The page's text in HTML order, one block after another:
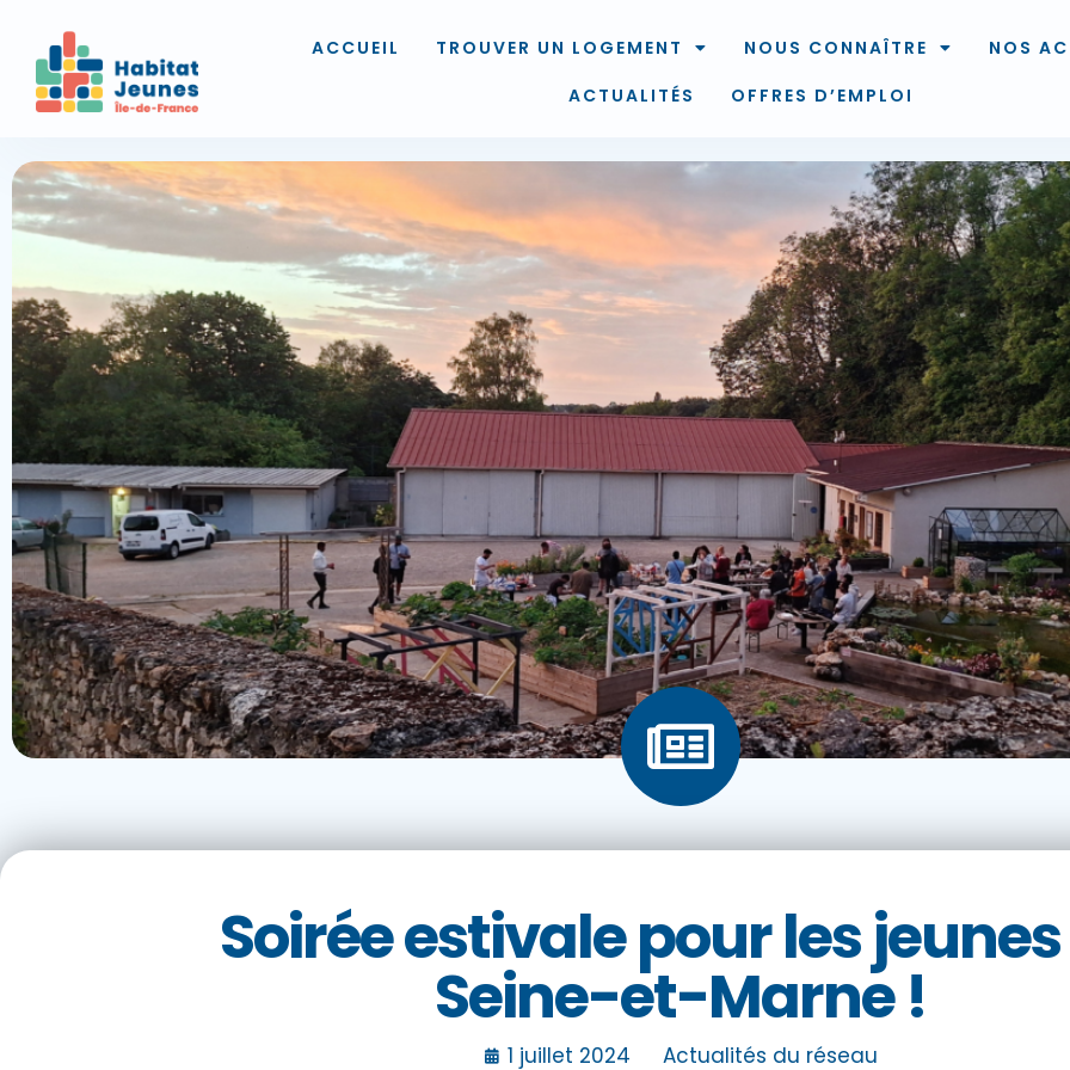
ACCUEIL TROUVER UN LOGEMENT NOUS CONNAÎTRE
NOS
ACTUALITÉS
OFFRES D’EMPLOI
Soirée estivale pour les
Seine-et-Marne !
1 juillet 2024 Actualités du réseau